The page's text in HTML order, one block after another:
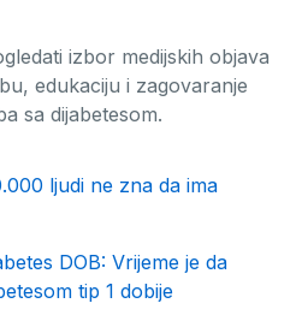
izbor medijskih objava
edukaciju i zagovaranje
sa dijabetesom.
ljudi ne zna da ima
DOB: Vrijeme je da
tip 1 dobije